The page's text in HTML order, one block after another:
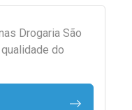
Drogaria São
do